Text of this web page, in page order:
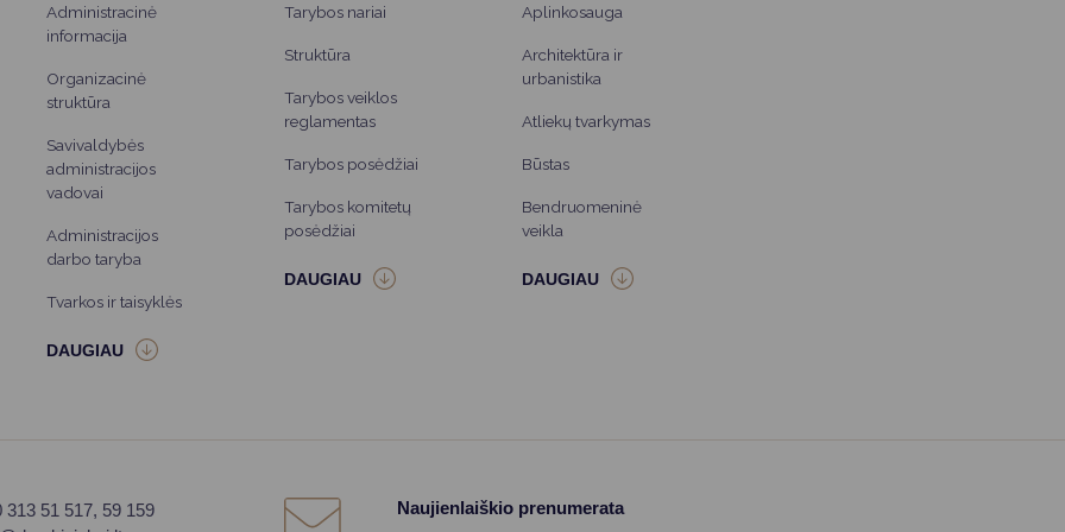
Administracinė
informacija
Organizacinė
struktūra
Savivaldybės
administracijos
vadovai
Administracijos
darbo taryba
Tvarkos ir taisyklės
Tarybos nariai
Struktūra
Tarybos veiklos
reglamentas
Tarybos posėdžiai
Tarybos komitetų
posėdžiai
Aplinkosauga
Architektūra ir
urbanistika
Atliekų tvarkymas
Būstas
Bendruomeninė
veikla
313 51 517, 59 159
Naujienlaiškio prenumerata